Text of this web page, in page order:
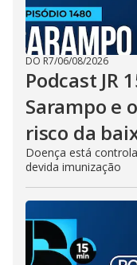
DO R7/06/08/2026
Podcast JR
Sarampo e
risco da
Doença está
devida imunização